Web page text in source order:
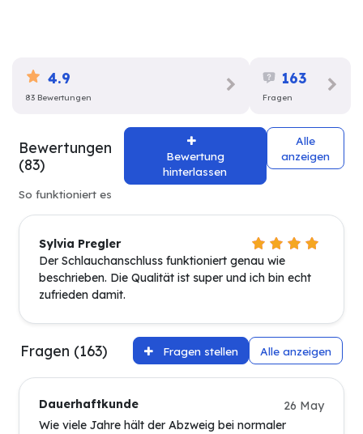
4.9
83 Bewertungen
163
Fragen
Bewertungen
(83)
Bewertung
hinterlassen
Alle
anzeigen
So funktioniert es
Sylvia Pregler
Der Schlauchanschluss funktioniert genau wie
beschrieben. Die Qualität ist super und ich bin echt
zufrieden damit.
Fragen (163) Fragen stellen Alle anzeigen
Dauerhaftkunde
26 May
Wie viele Jahre hält der Abzweig bei normaler